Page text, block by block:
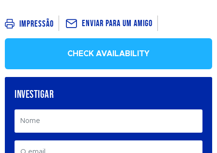
Impressão Enviar para um amigo
CHECK AVAILABILITY
INVESTIGAR